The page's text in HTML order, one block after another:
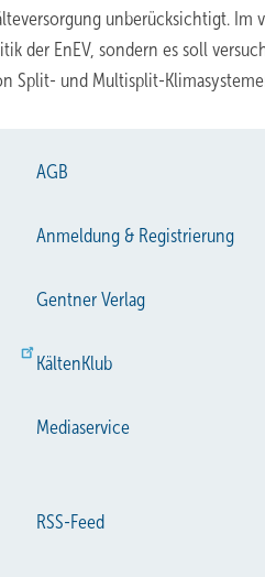
unberücksichtigt.
der EnEV, sondern es soll
Split- und Multisplit-
AGB
Anmeldung & Registrierung
Gentner Verlag
KältenKlub
Mediaservice
RSS-Feed